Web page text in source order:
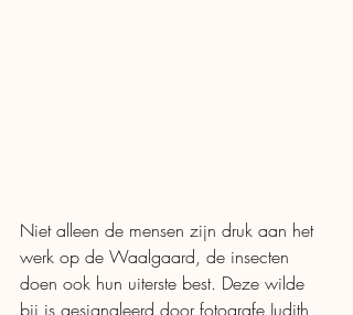
Niet alleen de mensen zijn druk aan het
werk op de Waalgaard, de insecten
doen ook hun uiterste best. Deze wilde
bij is gesignaleerd door fotografe Judith